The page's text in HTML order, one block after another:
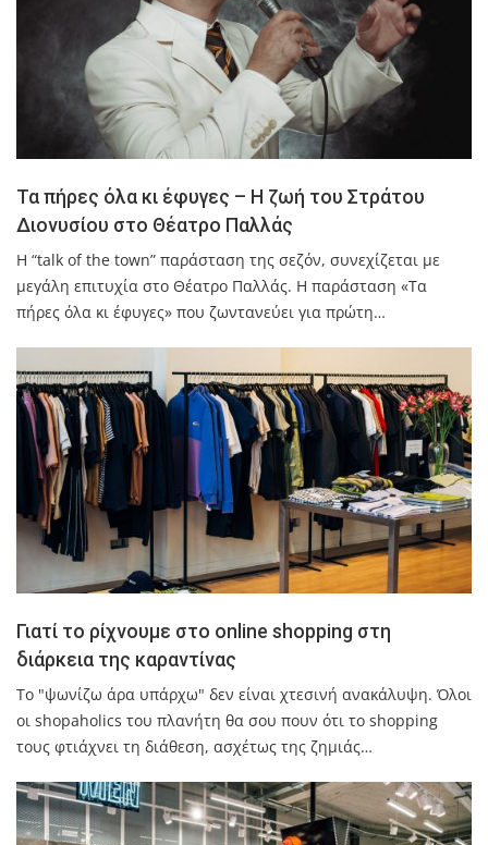
Τα πήρες όλα κι έφυγες – Η ζωή του Στράτου
Διονυσίου στο Θέατρο Παλλάς
Η “talk of the town” παράσταση της σεζόν, συνεχίζεται με
μεγάλη επιτυχία στο Θέατρο Παλλάς. Η παράσταση «Τα
πήρες όλα κι έφυγες» που ζωντανεύει για πρώτη…
Γιατί το ρίχνουμε στο online shopping στη
διάρκεια της καραντίνας
Το "ψωνίζω άρα υπάρχω" δεν είναι χτεσινή ανακάλυψη. Όλοι
οι shopaholics του πλανήτη θα σου πουν ότι το shopping
τους φτιάχνει τη διάθεση, ασχέτως της ζημιάς…